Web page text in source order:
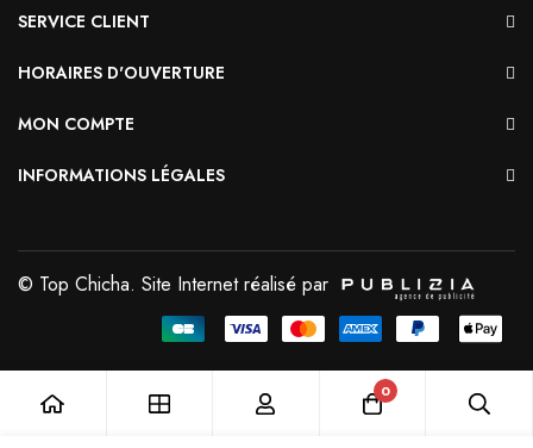
SERVICE CLIENT
HORAIRES D'OUVERTURE
MON COMPTE
INFORMATIONS LÉGALES
© Top Chicha. Site Internet réalisé par
0